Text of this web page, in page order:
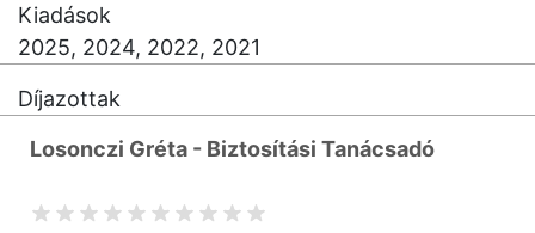
Kiadások
2025, 2024, 2022, 2021
Díjazottak
Losonczi Gréta - Biztosítási Tanácsadó